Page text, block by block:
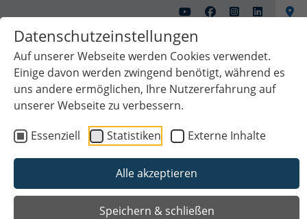
Datenschutzeinstellungen
Auf unserer Webseite werden Cookies verwendet.
Einige davon werden zwingend benötigt, während es
uns andere ermöglichen, Ihre Nutzererfahrung auf
unserer Webseite zu verbessern.
Essenziell
Statistiken Externe Inhalte
Alle akzeptieren
Speichern & schließen
Das Wichtigste auf einen Blick